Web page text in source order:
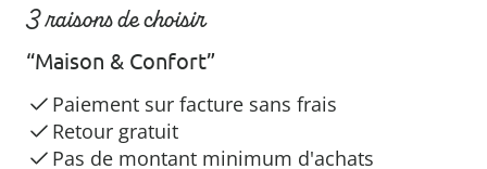
3 raisons de choisir
“Maison & Confort”
Paiement sur facture sans frais
Retour gratuit
Pas de montant minimum d'achats